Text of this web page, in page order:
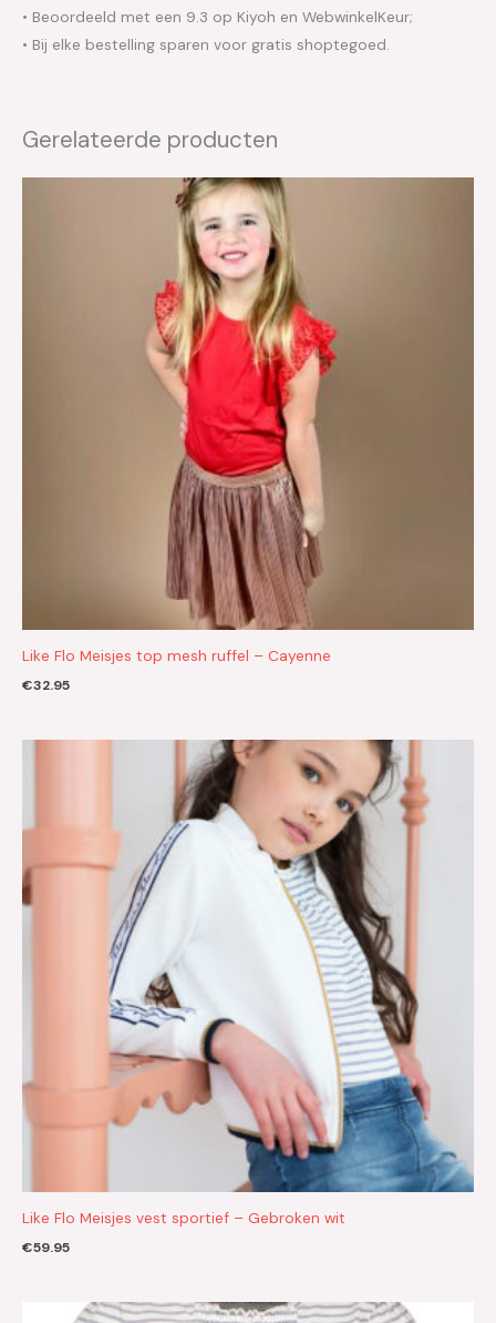
• Beoordeeld met een 9.3 op Kiyoh en WebwinkelKeur;
• Bij elke bestelling sparen voor gratis shoptegoed.
Gerelateerde producten
Like Flo Meisjes top mesh ruffel – Cayenne
€32.95
Like Flo Meisjes vest sportief – Gebroken wit
€59.95